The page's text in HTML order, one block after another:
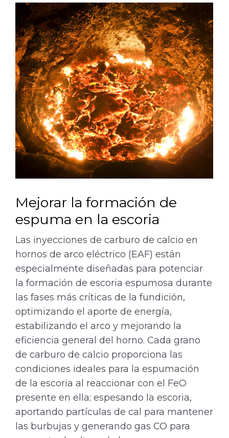
Mejorar la formación de
espuma en la escoria
Las inyecciones de carburo de calcio en
hornos de arco eléctrico (EAF) están
especialmente diseñadas para potenciar
la formación de escoria espumosa durante
las fases más críticas de la fundición,
optimizando el aporte de energía,
estabilizando el arco y mejorando la
eficiencia general del horno. Cada grano
de carburo de calcio proporciona las
condiciones ideales para la espumación
de la escoria al reaccionar con el FeO
presente en ella; espesando la escoria,
aportando partículas de cal para mantener
las burbujas y generando gas CO para